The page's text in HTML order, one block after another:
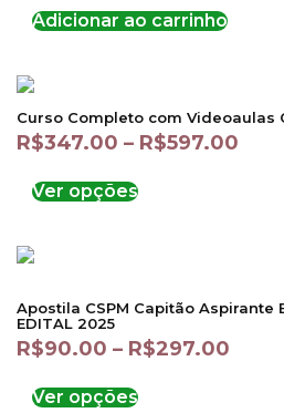
Adicionar ao carrinho
Curso Completo com Videoaulas
R$347.00 – R$597.00
Ver opções
Apostila CSPM Capitão Aspirante
EDITAL 2025
R$90.00 – R$297.00
Ver opções